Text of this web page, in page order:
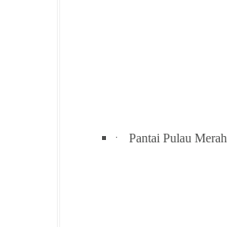
· Pantai Pulau Merah